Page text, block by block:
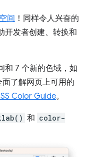
间 ！同样令人兴奋的
开发者创建、转换和
和 7 个新的色域，如
了解网页上可用的
Color Guide。
和 color-